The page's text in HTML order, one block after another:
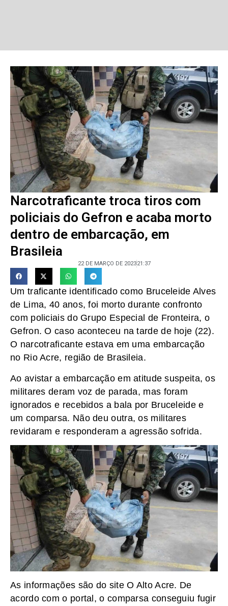
Narcotraficante troca tiros com
policiais do Gefron e acaba morto
dentro de embarcação, em
Brasileia
22 DE MARÇO DE 202321:37
Um traficante identificado como Bruceleide Alves
de Lima, 40 anos, foi morto durante confronto
com policiais do Grupo Especial de Fronteira, o
Gefron. O caso aconteceu na tarde de hoje (22).
O narcotraficante estava em uma embarcação
no Rio Acre, região de Brasileia.
Ao avistar a embarcação em atitude suspeita, os
militares deram voz de parada, mas foram
ignorados e recebidos a bala por Bruceleide e
um comparsa. Não deu outra, os militares
revidaram e responderam a agressão sofrida.
As informações são do site O Alto Acre. De
acordo com o portal, o comparsa conseguiu fugir